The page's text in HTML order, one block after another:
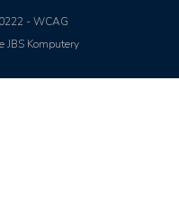
- WCAG
JBS Komputery